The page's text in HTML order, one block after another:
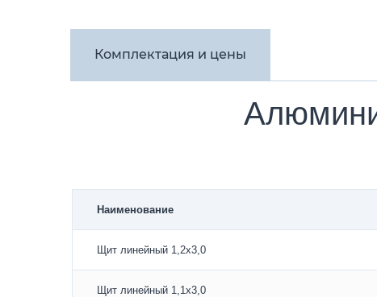
Комплектация и цены
Наименование
Щит линейный 1,2х3,0
Щит линейный 1,1х3,0